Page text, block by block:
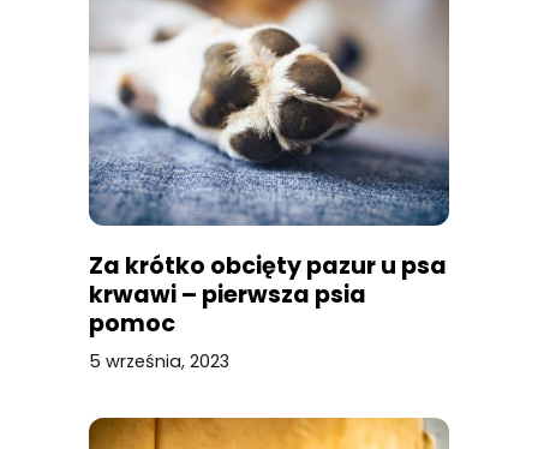
Za krótko obcięty pazur u psa
krwawi – pierwsza psia
pomoc
5 września, 2023